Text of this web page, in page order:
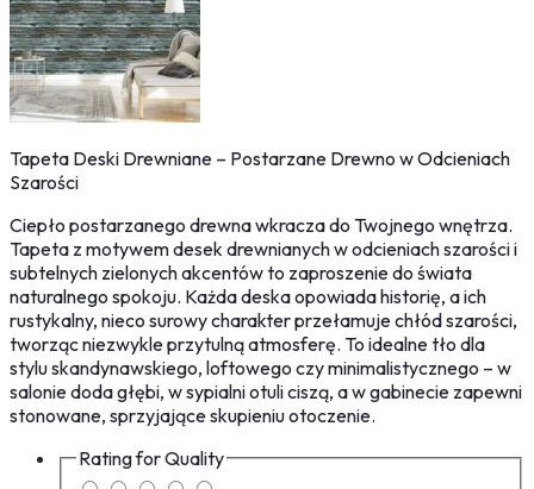
Tapeta Deski Drewniane – Postarzane Drewno w Odcieniach
Szarości
Ciepło postarzanego drewna wkracza do Twojnego wnętrza.
Tapeta z motywem desek drewnianych w odcieniach szarości i
subtelnych zielonych akcentów to zaproszenie do świata
naturalnego spokoju. Każda deska opowiada historię, a ich
rustykalny, nieco surowy charakter przełamuje chłód szarości,
tworząc niezwykle przytulną atmosferę. To idealne tło dla
stylu skandynawskiego, loftowego czy minimalistycznego – w
salonie doda głębi, w sypialni otuli ciszą, a w gabinecie zapewni
stonowane, sprzyjające skupieniu otoczenie.
Rating forQuality